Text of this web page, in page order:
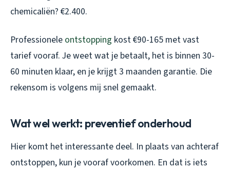
chemicaliën? €2.400.
Professionele ontstopping kost €90-165 met vast
tarief vooraf. Je weet wat je betaalt, het is binnen 30-
60 minuten klaar, en je krijgt 3 maanden garantie. Die
rekensom is volgens mij snel gemaakt.
Wat wel werkt: preventief onderhoud
Hier komt het interessante deel. In plaats van achteraf
ontstoppen, kun je vooraf voorkomen. En dat is iets